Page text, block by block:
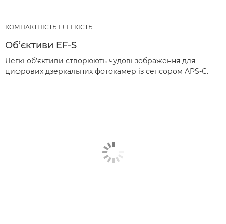
КОМПАКТНІСТЬ І ЛЕГКІСТЬ
Об’єктиви EF-S
Легкі об’єктиви створюють чудові зображення для
цифрових дзеркальних фотокамер із сенсором APS-C.